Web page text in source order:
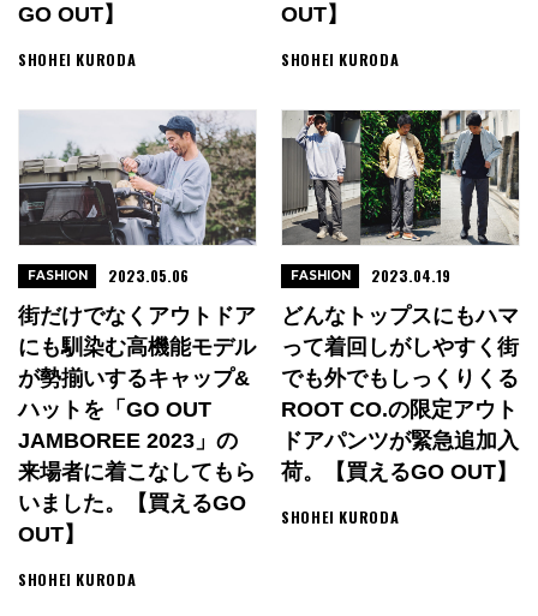
GO OUT】
SHOHEI KURODA
OUT】
SHOHEI KURODA
街だけでなくアウトドア
にも馴染む高機能モデル
が勢揃いするキャップ&
ハットを「GO OUT
JAMBOREE 2023」の
来場者に着こなしてもら
いました。【買えるGO
OUT】
SHOHEI KURODA
FASHION 2023.05.06
どんなトップスにもハマ
って着回しがしやすく街
でも外でもしっくりくる
ROOT CO.の限定アウト
ドアパンツが緊急追加入
荷。【買えるGO OUT】
SHOHEI KURODA
FASHION 2023.04.19